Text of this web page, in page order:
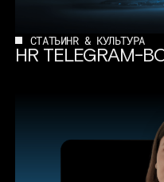
СТАТЬИHR & КУЛЬТУРА
HR TELEGRAM-